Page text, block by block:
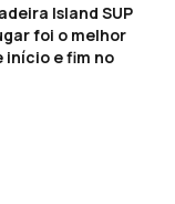
Island SUP
foi o melhor
início e fim no